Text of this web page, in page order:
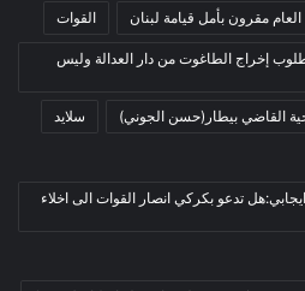
(1٬227)
مقرون بأمل قيامة لبنان القوات
إخراج الطاغوت من دار العدالة وليس
القاضي بيطار(حسن الجوني) سلايد
تدعو بكركي انصار القوات الى اخلاء